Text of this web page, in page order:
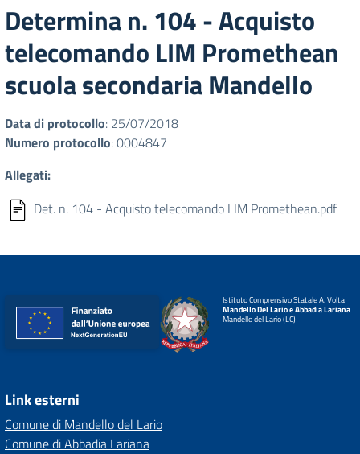
Determina n. 104 - Acquisto
telecomando LIM Promethean
scuola secondaria Mandello
Data di protocollo: 25/07/2018
Numero protocollo: 0004847
Allegati:
Det. n. 104 - Acquisto telecomando LIM Promethean.pdf
Istituto Comprensivo Statale A. Volta
Mandello Del Lario e Abbadia Lariana
Mandello del Lario (LC)
Link esterni
Comune di Mandello del Lario
Comune di Abbadia Lariana